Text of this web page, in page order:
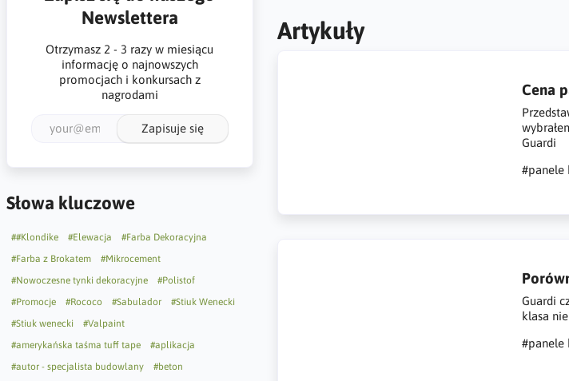
Newslettera
Otrzymasz 2 - 3 razy w miesiącu
informację o najnowszych
promocjach i konkursach z
nagrodami
Zapisuje się
Słowa kluczowe
##Klondike #Elewacja
#Farba Dekoracyjna
#Farba z Brokatem
#Mikrocement
#Nowoczesne tynki dekoracyjne
#Polistof
#Promocje
#Rococo #Sabulador
#Stiuk Wenecki
#Stiuk wenecki
#Valpaint
#amerykańska taśma tuff tape
#aplikacja
#autor - specjalista budowlany
#beton
Artykuły
Cena
Guardi
#panele
Guardi
klasa
#panele